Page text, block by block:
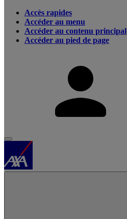
Accès rapides
Accéder au menu
Accéder au contenu principal
Accéder au pied de page